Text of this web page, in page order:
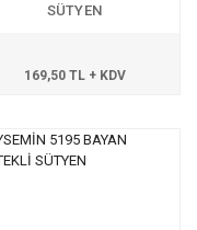
SÜTYEN
169,50 TL + KDV